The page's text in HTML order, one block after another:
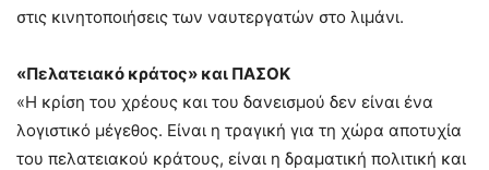
στις κινητοποιήσεις των ναυτεργατών στο λιμάνι.
«Πελατειακό κράτος» και ΠΑΣΟΚ
«Η κρίση του χρέους και του δανεισμού δεν είναι ένα
λογιστικό μέγεθος. Είναι η τραγική για τη χώρα αποτυχία
του πελατειακού κράτους, είναι η δραματική πολιτική και